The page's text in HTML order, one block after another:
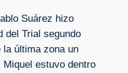
Suárez hizo
del Trial segundo
la última zona un
estuvo dentro